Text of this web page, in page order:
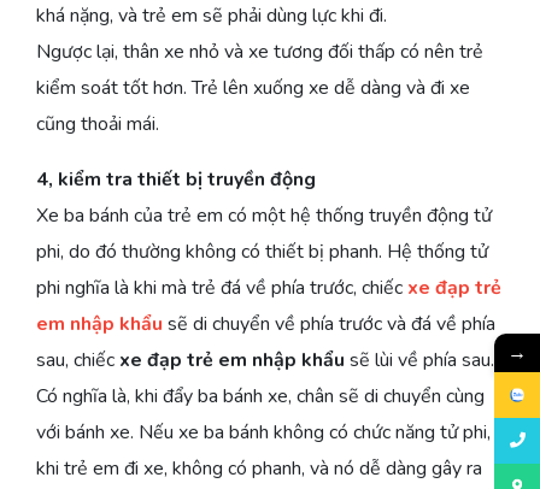
khá nặng, và trẻ em sẽ phải dùng lực khi đi.
Ngược lại, thân xe nhỏ và xe tương đối thấp có nên trẻ
kiểm soát tốt hơn. Trẻ lên xuống xe dễ dàng và đi xe
cũng thoải mái.
4, kiểm tra thiết bị truyền động
Xe ba bánh của trẻ em có một hệ thống truyền động tử
phi, do đó thường không có thiết bị phanh. Hệ thống tử
phi nghĩa là khi mà trẻ đá về phía trước, chiếc xe đạp trẻ
em nhập khẩu sẽ di chuyển về phía trước và đá về phía
sau, chiếc xe đạp trẻ em nhập khẩu sẽ lùi về phía sau.
Có nghĩa là, khi đẩy ba bánh xe, chân sẽ di chuyển cùng
với bánh xe. Nếu xe ba bánh không có chức năng tử phi,
khi trẻ em đi xe, không có phanh, và nó dễ dàng gây ra
→